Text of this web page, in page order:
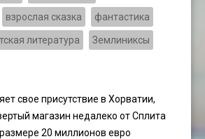
взрослая сказка фантастика
литература Землиниксы
свое присутствие в Хорватии,
магазин недалеко от Сплита
20 миллионов евро